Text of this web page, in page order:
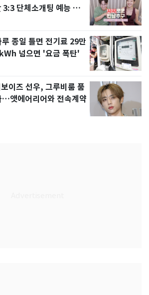
단체소개팅 예능 화
종일 틀면 전기료 29만
넘으면 '요금 폭탄'
이즈 선우, 그루비룸 품
…앳에어리어와 전속계약